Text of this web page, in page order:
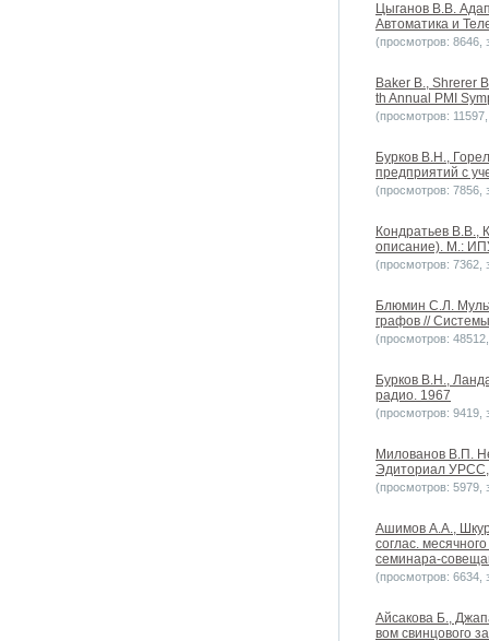
Цыганов В.В.
Автоматика и
(просмотров: 8646,
Baker B., Shrerer
th Annual PMI
(просмотров:
Бурков В.Н.,
предприятий с
(просмотров: 7856,
Кондратьев В.В.,
описание). М.:
(просмотров: 7362,
Блюмин С.Л.
графов //
(просмотров:
Бурков В.Н.,
радио. 1967
(просмотров: 9419,
Милованов В.П.
Эдиториал УРСС,
(просмотров: 5979,
Ашимов А.А.,
соглас.
семинара-
(просмотров: 6634,
Айсакова Б.,
вом свинцового